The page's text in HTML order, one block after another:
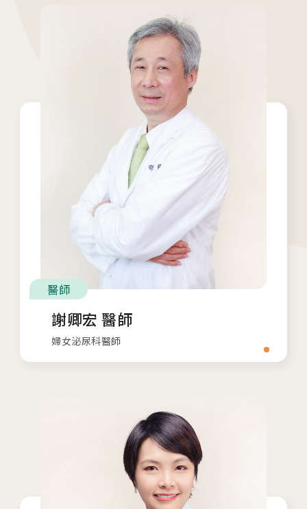
各院門診及掛號資訊
2026.04.16
台中總院 「婚後孕前健康檢查」、「生育力健
檢」、「婚前健康檢查」及「育兒健檢」門診表
活動講座
2026茂盛醫院全台巡迴好孕講座
2026茂盛醫院講座《每月好孕講座》
醫師
謝卿宏 醫師
婦女泌尿科醫師